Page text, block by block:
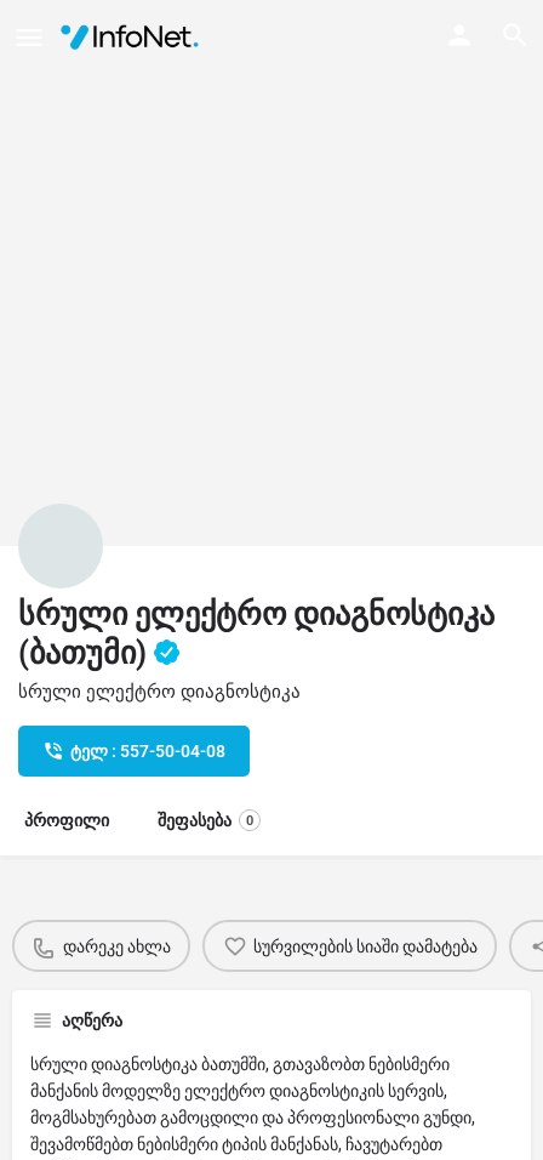
სრული ელექტრო დიაგნოსტიკა
(ბათუმი)
სრული ელექტრო დიაგნოსტიკა
ტელ : 557-50-04-08
პროფილი შეფასება 0
დარეკე ახლა სურვილების სიაში დამატება
აღწერა
სრული დიაგნოსტიკა ბათუმში, გთავაზობთ ნებისმერი
მანქანის მოდელზე ელექტრო დიაგნოსტიკის სერვის,
მოგმსახურებათ გამოცდილი და პროფესიონალი გუნდი,
შევამოწმებთ ნებისმერი ტიპის მანქანას, ჩავუტარებთ